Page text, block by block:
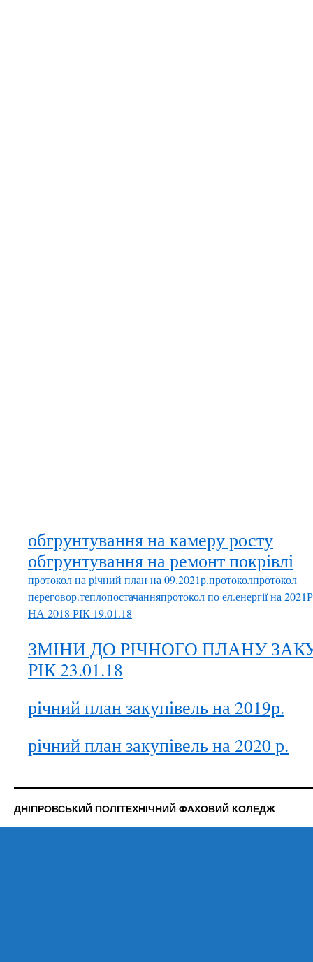
обгрунтування на камеру росту
обгрунтування на ремонт покрівлі
протокол на річний план на 09.2021р.протоколпротокол
переговор.теплопостачанняпротокол по ел.енергії на 2021
НА 2018 РІК 19.01.18
ЗМІНИ ДО РІЧНОГО ПЛАНУ
РІК 23.01.18
річний план закупівель на 2019р.
річний план закупівель на 2020 р.
ДНІПРОВСЬКИЙ ПОЛІТЕХНІЧНИЙ ФАХОВИЙ КОЛЕДЖ